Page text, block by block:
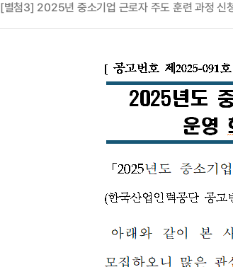
[별첨3] 2025년 중소기업 근로자 주도 훈련 과정